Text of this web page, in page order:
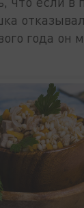
года он